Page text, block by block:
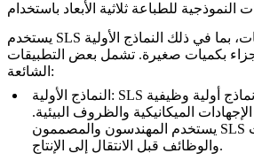
يستخدم SLS في مختلف الصناعات، بما في ذلك النماذج الأولية
بكميات صغيرة. تشمل بعض التطبيقات
الشائعة:
النماذج الأولية : SLS هو خيار ممتاز لإنشاء نماذج أولية وظيفية
الميكانيكية والظروف البيئية.
يستخدم المهندسون والمصممون SLS لاختبار التصميمات
والوظائف قبل الانتقال إلى الإنتاج.